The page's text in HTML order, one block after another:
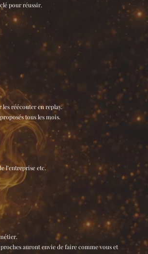
pour réussir.
réécouter en replay.
tous les mois.
l’entreprise etc.
auront envie de faire comme vous et